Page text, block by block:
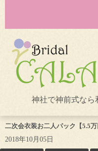
神社で神前式なら
二次会衣装お二人パック【5.5万
2018年10月05日